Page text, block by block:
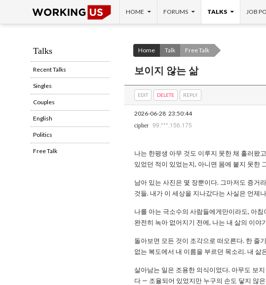
SKIP TO CONTENT
HOME FORUMS TALKS JOB
Home Talk Free Talk
보이지 않는 삶
EDIT DELETE REPLY
2026-06-28 23:50:44
cipher 99.***.156.175
나는 한평생 아무 것도 이루지 못한 채 흘러왔
있었던 적이 있었는지, 아니면 몸에 붙지 못한
남아 있는 사진은 몇 장뿐이다. 그마저도 증거
것들. 내가 이 세상을 지나갔다는 사실은 언제
나를 아는 극소수의 사람들에게만이라도, 아
완전히 녹아 없어지기 전에, 나는 내 삶의 이야
돌아보면 모든 것이 조각으로 떠오른다. 한 줄
없는 복도에서 내 이름을 부르던 목소리. 내 삶
살아남는 일은 조용한 의식이었다. 아무도 보
다 — 조율되어 있었지만 누구의 손도 닿지 않
Talks
Recent Talks
Singles
Couples
English
Politics
Free Talk